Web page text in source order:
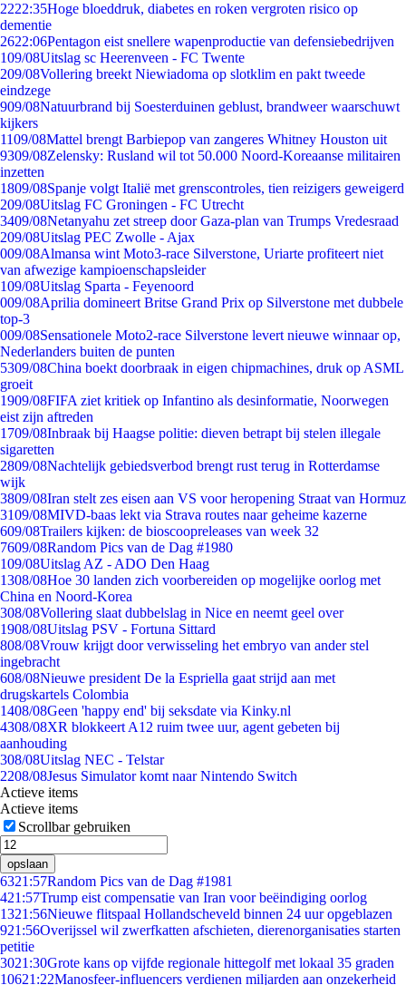
2222:35Hoge bloeddruk, diabetes en roken vergroten risico op
dementie
2622:06Pentagon eist snellere wapenproductie van defensiebedrijven
109/08Uitslag sc Heerenveen - FC Twente
209/08Vollering breekt Niewiadoma op slotklim en pakt tweede
eindzege
909/08Natuurbrand bij Soesterduinen geblust, brandweer waarschuwt
kijkers
1109/08Mattel brengt Barbiepop van zangeres Whitney Houston uit
9309/08Zelensky: Rusland wil tot 50.000 Noord-Koreaanse militairen
inzetten
1809/08Spanje volgt Italië met grenscontroles, tien reizigers geweigerd
209/08Uitslag FC Groningen - FC Utrecht
3409/08Netanyahu zet streep door Gaza-plan van Trumps Vredesraad
209/08Uitslag PEC Zwolle - Ajax
009/08Almansa wint Moto3-race Silverstone, Uriarte profiteert niet
van afwezige kampioenschapsleider
109/08Uitslag Sparta - Feyenoord
009/08Aprilia domineert Britse Grand Prix op Silverstone met dubbele
top-3
009/08Sensationele Moto2-race Silverstone levert nieuwe winnaar op,
Nederlanders buiten de punten
5309/08China boekt doorbraak in eigen chipmachines, druk op ASML
groeit
1909/08FIFA ziet kritiek op Infantino als desinformatie, Noorwegen
eist zijn aftreden
1709/08Inbraak bij Haagse politie: dieven betrapt bij stelen illegale
sigaretten
2809/08Nachtelijk gebiedsverbod brengt rust terug in Rotterdamse
wijk
3809/08Iran stelt zes eisen aan VS voor heropening Straat van Hormuz
3109/08MIVD-baas lekt via Strava routes naar geheime kazerne
609/08Trailers kijken: de bioscoopreleases van week 32
7609/08Random Pics van de Dag #1980
109/08Uitslag AZ - ADO Den Haag
1308/08Hoe 30 landen zich voorbereiden op mogelijke oorlog met
China en Noord-Korea
308/08Vollering slaat dubbelslag in Nice en neemt geel over
1908/08Uitslag PSV - Fortuna Sittard
808/08Vrouw krijgt door verwisseling het embryo van ander stel
ingebracht
608/08Nieuwe president De la Espriella gaat strijd aan met
drugskartels Colombia
1408/08Geen 'happy end' bij seksdate via Kinky.nl
4308/08XR blokkeert A12 ruim twee uur, agent gebeten bij
aanhouding
308/08Uitslag NEC - Telstar
2208/08Jesus Simulator komt naar Nintendo Switch
Actieve items
Actieve items
Scrollbar gebruiken
opslaan
6321:57Random Pics van de Dag #1981
421:57Trump eist compensatie van Iran voor beëindiging oorlog
1321:56Nieuwe flitspaal Hollandscheveld binnen 24 uur opgeblazen
921:56Overijssel wil zwerfkatten afschieten, dierenorganisaties starten
petitie
3021:30Grote kans op vijfde regionale hittegolf met lokaal 35 graden
10621:22Manosfeer-influencers verdienen miljarden aan onzekerheid